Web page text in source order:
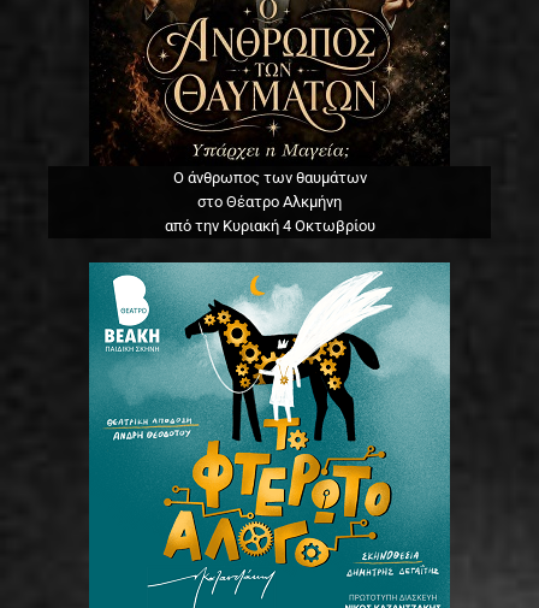
Ο άνθρωπος των θαυμάτων
στο Θέατρο Αλκμήνη
από την Κυριακή 4 Οκτωβρίου